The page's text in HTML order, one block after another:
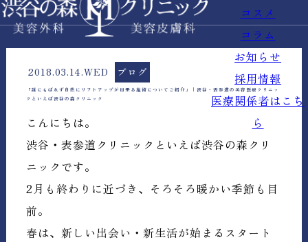
コスメ
コラム
お知らせ
採用情報
医療関係者はこち
ら
2018.03.14.WED ブログ
「誰にもばれず自然にリフトアップが出来る施術についてご紹介」｜渋谷・表参道の美容医療クリニッ
クといえば渋谷の森クリニック
こんにちは。
渋谷・表参道クリニックといえば渋谷の森クリ
ニックです。
2月も終わりに近づき、そろそろ暖かい季節も目
前。
春は、新しい出会い・新生活が始まるスタート